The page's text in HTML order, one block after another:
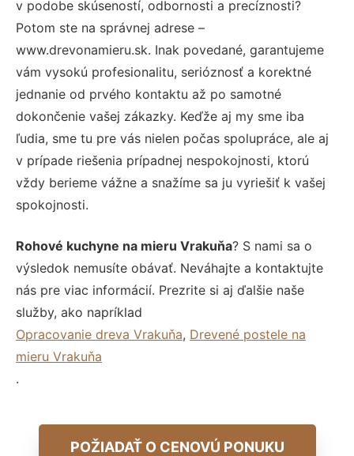
v podobe skúseností, odbornosti a precíznosti?
Potom ste na správnej adrese –
www.drevonamieru.sk. Inak povedané, garantujeme
vám vysokú profesionalitu, serióznosť a korektné
jednanie od prvého kontaktu až po samotné
dokončenie vašej zákazky. Keďže aj my sme iba
ľudia, sme tu pre vás nielen počas spolupráce, ale aj
v prípade riešenia prípadnej nespokojnosti, ktorú
vždy berieme vážne a snažíme sa ju vyriešiť k vašej
spokojnosti.
Rohové kuchyne na mieru Vrakuňa? S nami sa o
výsledok nemusíte obávať. Neváhajte a kontaktujte
nás pre viac informácií. Prezrite si aj ďalšie naše
služby, ako napríklad
Opracovanie dreva Vrakuňa, Drevené postele na
mieru Vrakuňa
.
POŽIADAŤ O CENOVÚ PONUKU